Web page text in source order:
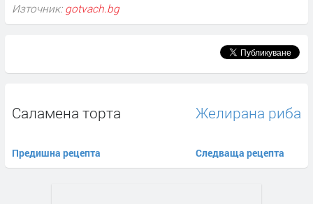
Източник: gotvach.bg
Саламена торта
Предишна рецепта
Желирана риба
Следваща рецепта